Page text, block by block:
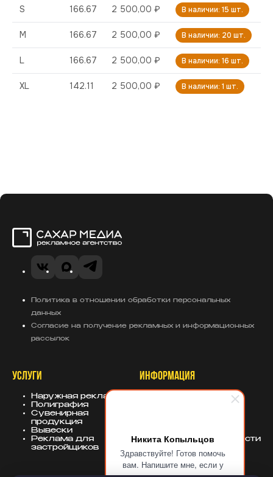
Никита Копыльцов
Здравствуйте! Готов помочь
вам. Напишите мне, если у
S 166.67 2 500,00 ₽ В наличии: 15 шт.
M 166.67 2 500,00 ₽ В наличии: 20 шт.
L 166.67 2 500,00 ₽ В наличии: 16 шт.
XL 142.11 2 500,00 ₽ В наличии: 1 шт.
VK Telegram
MAX
Политика в отношении обработки персональных
данных
Согласие на получение рекламных и информационных
рассылок
УСЛУГИ
Наружная реклама
Полиграфия
Сувенирная
продукция
Вывески
Реклама для
застройщиков
ИНФОРМАЦИЯ
конфиденциальности